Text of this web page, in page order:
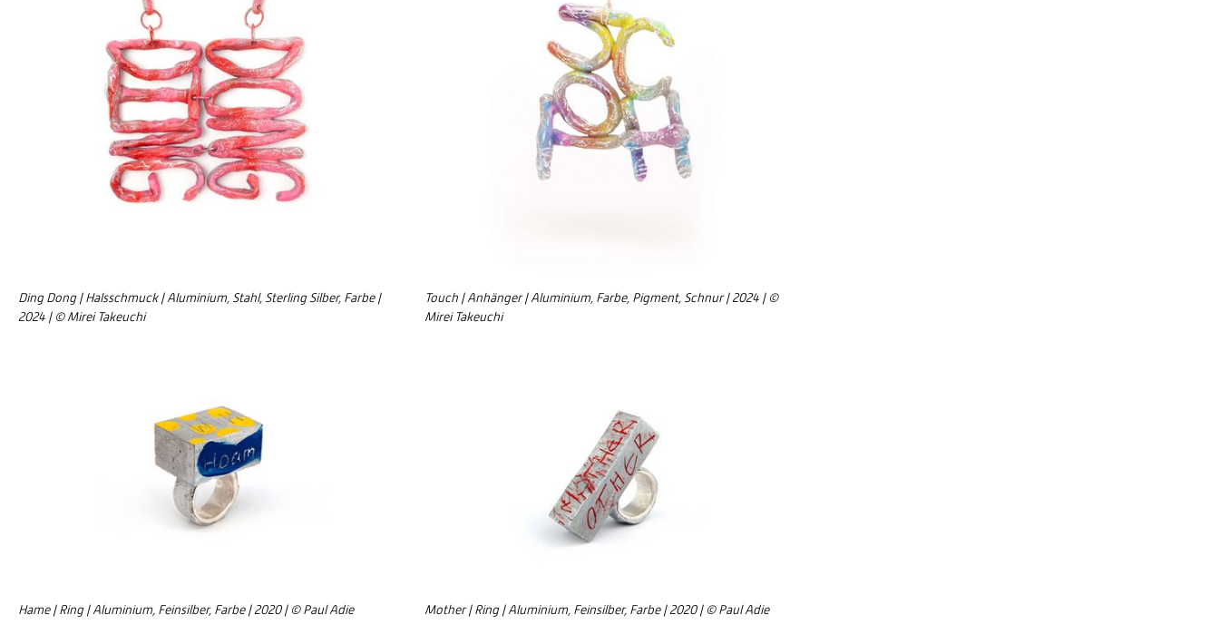
Ding Dong | Halsschmuck | Aluminium, Stahl, Sterling Silber, Farbe |
2024 | © Mirei Takeuchi
Touch | Anhänger | Aluminium, Farbe, Pigment, Schnur | 2024 | ©
Mirei Takeuchi
Hame | Ring | Aluminium, Feinsilber, Farbe | 2020 | © Paul Adie Mother | Ring | Aluminium, Feinsilber, Farbe | 2020 | © Paul Adie